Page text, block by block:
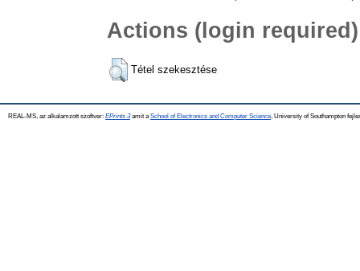
Actions (login required)
Tétel szekesztése
REAL-MS, az alkalamzott szoftver: EPrints 3amit a School of Electronics and Computer Science , University of Southampton